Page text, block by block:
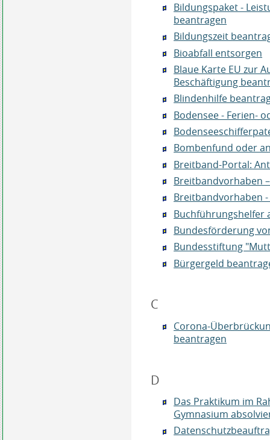
Bildungspaket -
beantragen
Bildungszeit
Bioabfall entsorgen
Blaue Karte EU zur
Beschäftigung
Blindenhilfe
Bodensee - Ferien-
Bombenfund oder
Breitband-Portal:
Breitbandvorhaben
Breitbandvorhaben
Buchführungshelfer
Bundesförderung
Bundesstiftung
Bürgergeld
C
Corona-
beantragen
D
Das Praktikum im
Gymnasium